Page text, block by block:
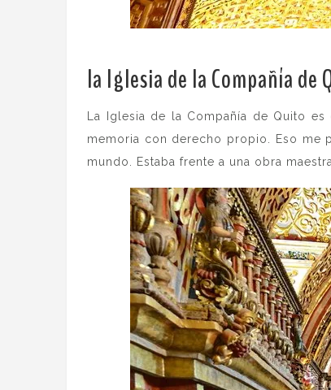
la Iglesia de la Compañía de
La Iglesia de la Compañía de Quito
memoria con derecho propio. Eso me
mundo. Estaba frente a una obra